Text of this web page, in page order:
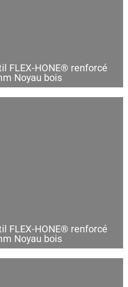
FLEX-HONE® renforcé
Noyau bois
FLEX-HONE® renforcé
Noyau bois